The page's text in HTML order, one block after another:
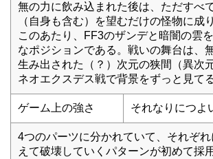
無の力に飲み込まれた後は、ただすべ
（自身も含む）を望むだけの怪物に成
このあたり、FF3のザンデと暗闇の雲
なポジションである。戦いの舞台は、
生み出された（？）次元の狭間（異次
ネオエクスデス戦で背景をずっと見て
ゲーム上の強さ それなりにつよ
4つのパーツに分かれていて、それぞ
えて破壊していくパターンが初めて採